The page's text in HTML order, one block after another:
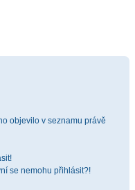
objevilo v seznamu právě
se nemohu přihlásit?!